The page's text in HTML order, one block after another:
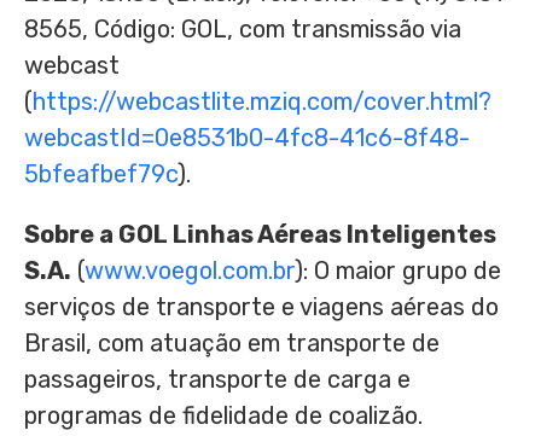
8565, Código: GOL, com transmissão via
webcast
(https://webcastlite.mziq.com/cover.html?
webcastId=0e8531b0-4fc8-41c6-8f48-
5bfeafbef79c).
Sobre a GOL Linhas Aéreas Inteligentes
S.A. (www.voegol.com.br): O maior grupo de
serviços de transporte e viagens aéreas do
Brasil, com atuação em transporte de
passageiros, transporte de carga e
programas de fidelidade de coalizão.